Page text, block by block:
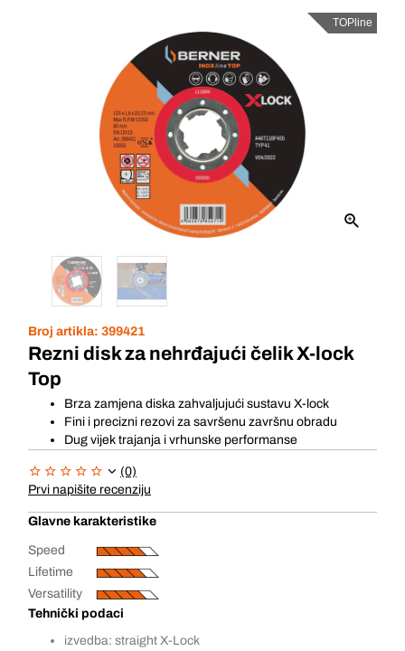
TOPline
Broj artikla: 399421
Rezni disk za nehrđajući čelik X-lock
Top
Brza zamjena diska zahvaljujući sustavu X-lock
Fini i precizni rezovi za savršenu završnu obradu
Dug vijek trajanja i vrhunske performanse
(0)
Prvi napišite recenziju
Glavne karakteristike
Speed
Lifetime
Versatility
Tehnički podaci
izvedba: straight X-Lock